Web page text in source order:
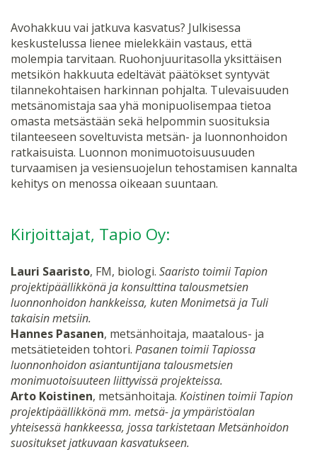
Avohakkuu vai jatkuva kasvatus? Julkisessa
keskustelussa lienee mielekkäin vastaus, että
molempia tarvitaan. Ruohonjuuritasolla yksittäisen
metsikön hakkuuta edeltävät päätökset syntyvät
tilannekohtaisen harkinnan pohjalta. Tulevaisuuden
metsänomistaja saa yhä monipuolisempaa tietoa
omasta metsästään sekä helpommin suosituksia
tilanteeseen soveltuvista metsän- ja luonnonhoidon
ratkaisuista. Luonnon monimuotoisuusuuden
turvaamisen ja vesiensuojelun tehostamisen kannalta
kehitys on menossa oikeaan suuntaan.
Kirjoittajat, Tapio Oy:
Lauri Saaristo, FM, biologi. Saaristo toimii Tapion
projektipäällikkönä ja konsulttina talousmetsien
luonnonhoidon hankkeissa, kuten Monimetsä ja Tuli
takaisin metsiin.
Hannes Pasanen, metsänhoitaja, maatalous- ja
metsätieteiden tohtori. Pasanen toimii Tapiossa
luonnonhoidon asiantuntijana talousmetsien
monimuotoisuuteen liittyvissä projekteissa.
Arto Koistinen, metsänhoitaja. Koistinen toimii Tapion
projektipäällikkönä mm. metsä- ja ympäristöalan
yhteisessä hankkeessa, jossa tarkistetaan Metsänhoidon
suositukset jatkuvaan kasvatukseen.